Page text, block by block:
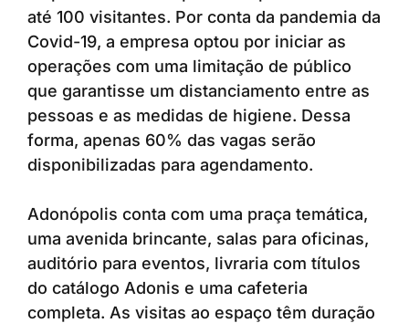
até 100 visitantes. Por conta da pandemia da
Covid-19, a empresa optou por iniciar as
operações com uma limitação de público
que garantisse um distanciamento entre as
pessoas e as medidas de higiene. Dessa
forma, apenas 60% das vagas serão
disponibilizadas para agendamento.
Adonópolis conta com uma praça temática,
uma avenida brincante, salas para oficinas,
auditório para eventos, livraria com títulos
do catálogo Adonis e uma cafeteria
completa. As visitas ao espaço têm duração